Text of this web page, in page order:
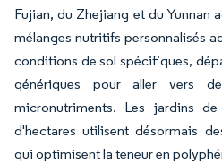
Fujian, du Zhejiang et du Yunnan
mélanges nutritifs personnalisés
conditions de sol spécifiques,
génériques pour aller vers
micronutriments. Les jardins
d'hectares utilisent désormais
qui optimisent la teneur en